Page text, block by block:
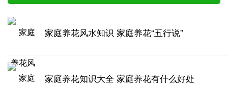
家庭养花风水知识 家庭养花“五行说”
家庭养花知识大全 家庭养花有什么好处